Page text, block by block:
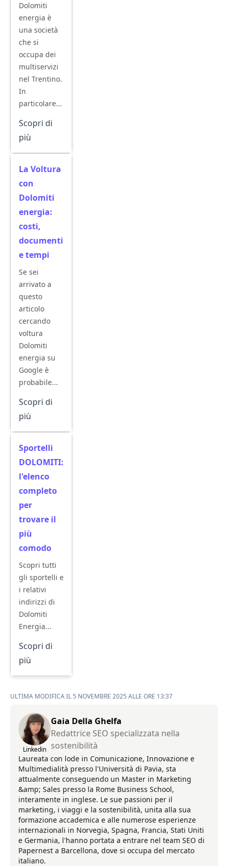
Dolomiti
energia è
una società
che si
occupa dei
multiservizi
nel Trentino.
In
particolare...
Scopri di
più
La Voltura
con
Dolomiti
energia:
costi,
documenti
e tempi
Se sei
arrivato a
questo
articolo
cercando
voltura
Dolomiti
energia su
Google è
probabile...
Scopri di
più
Sportelli
DOLOMITI:
l'elenco
completo
per
trovare il
più
comodo
Scopri tutti
gli sportelli e
i relativi
indirizzi di
Dolomiti
Energia...
Scopri di
più
ULTIMA MODIFICA IL 5 NOVEMBRE 2025 ALLE ORE 13:37
Linkedin
Gaia Della Ghelfa
Redattrice SEO specializzata nella
sostenibilità
Laureata con lode in Comunicazione, Innovazione e
Multimedialità presso l'Università di Pavia, sta
attualmente conseguendo un Master in Marketing
&amp; Sales presso la Rome Business School,
interamente in inglese. Le sue passioni per il
marketing, i viaggi e la sostenibilità, unita alla sua
formazione accademica e alle numerose esperienze
internazionali in Norvegia, Spagna, Francia, Stati Uniti
e Germania, l'hanno portata a entrare nel team SEO di
Papernest a Barcellona, dove si occupa del mercato
italiano.